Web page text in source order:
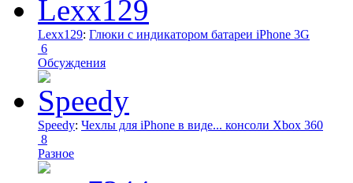
Lexx129: Глюки с индикатором батареи iPhone 3G
6
Обсуждения
Speedy: Чехлы для iPhone в виде... консоли Xbox 360
8
Разное